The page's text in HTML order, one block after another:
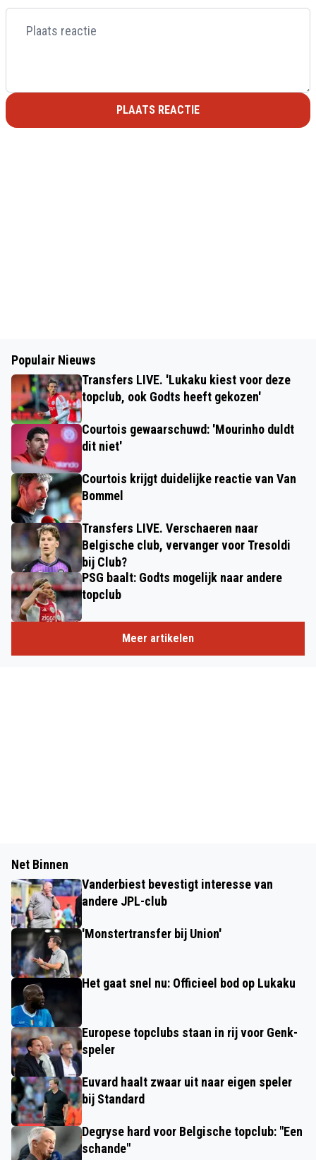
PLAATS REACTIE
Populair Nieuws
Transfers LIVE. 'Lukaku kiest voor deze
topclub, ook Godts heeft gekozen'
Courtois gewaarschuwd: 'Mourinho duldt
dit niet'
Courtois krijgt duidelijke reactie van Van
Bommel
Transfers LIVE. Verschaeren naar
Belgische club, vervanger voor Tresoldi
bij Club?
PSG baalt: Godts mogelijk naar andere
topclub
Meer artikelen
Net Binnen
Vanderbiest bevestigt interesse van
andere JPL-club
'Monstertransfer bij Union'
Het gaat snel nu: Officieel bod op Lukaku
Europese topclubs staan in rij voor Genk-
speler
Euvard haalt zwaar uit naar eigen speler
bij Standard
Degryse hard voor Belgische topclub: "Een
schande"